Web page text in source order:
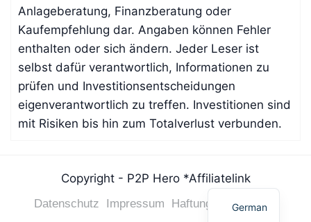
Anlageberatung, Finanzberatung oder
Kaufempfehlung dar. Angaben können Fehler
enthalten oder sich ändern. Jeder Leser ist
selbst dafür verantwortlich, Informationen zu
prüfen und Investitionsentscheidungen
eigenverantwortlich zu treffen. Investitionen sind
mit Risiken bis hin zum Totalverlust verbunden.
Copyright - P2P Hero *Affiliatelink
Datenschutz Impressum Haftungsausschluss
German
Spanish